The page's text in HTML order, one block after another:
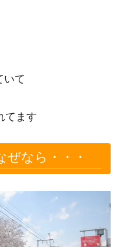
いて
てます
ぜなら・・・